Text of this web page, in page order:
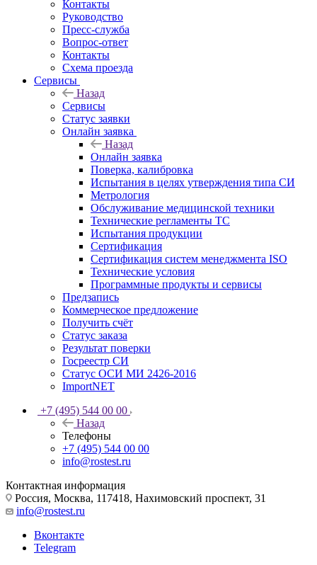
Контакты
Руководство
Пресс-служба
Вопрос-ответ
Контакты
Схема проезда
Сервисы
Назад
Сервисы
Статус заявки
Онлайн заявка
Назад
Онлайн заявка
Поверка, калибровка
Испытания в целях утверждения типа СИ
Метрология
Обслуживание медицинской техники
Технические регламенты ТС
Испытания продукции
Сертификация
Сертификация систем менеджмента ISO
Технические условия
Программные продукты и сервисы
Предзапись
Коммерческое предложение
Получить счёт
Статус заказа
Результат поверки
Госреестр СИ
Статус ОСИ МИ 2426-2016
ImportNET
+7 (495) 544 00 00
Назад
Телефоны
+7 (495) 544 00 00
info@rostest.ru
Контактная информация
Россия, Москва, 117418, Нахимовский проспект, 31
info@rostest.ru
Вконтакте
Telegram